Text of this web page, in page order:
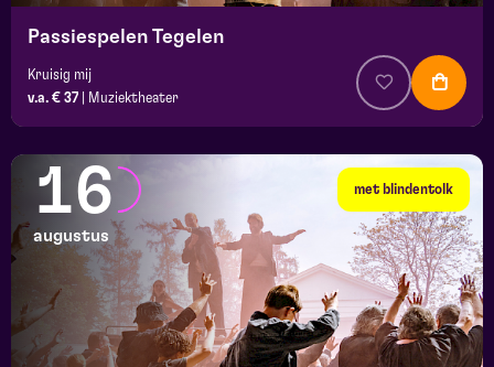
Passiespelen Tegelen
Kruisig mij
v.a. € 37
Muziektheater
met blindentolk
16
augustus